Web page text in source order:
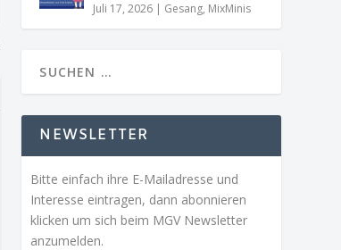
Juli 17, 2026 | Gesang, MixMinis
NEWSLETTER
Bitte einfach ihre E-Mailadresse und
Interesse eintragen, dann abonnieren
klicken um sich beim MGV Newsletter
anzumelden.